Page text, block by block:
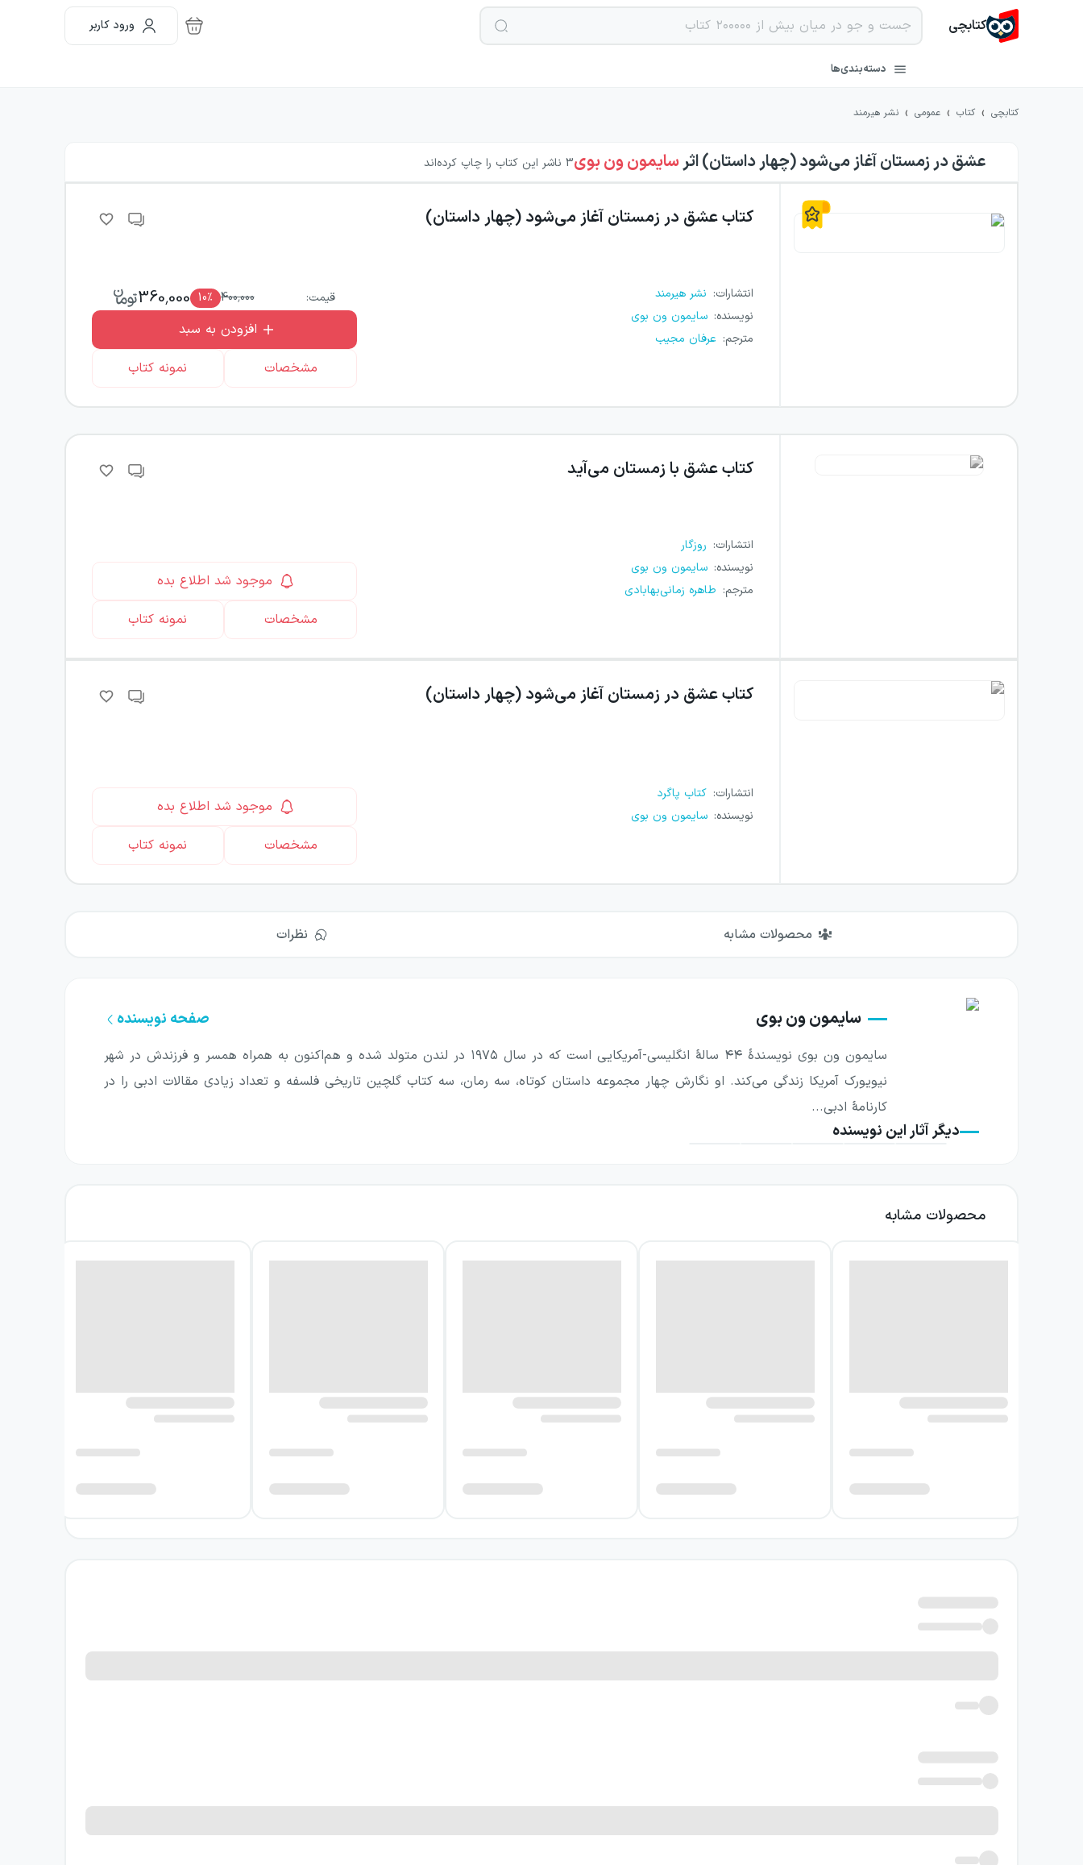
کتابچی ورود کاربر
دسته‌بندی‌ها
کتابچی › کتاب › عمومی › نشر هیرمند
عشق در زمستان آغاز می‌شود (چهار داستان)اثرسایمون ون بوی3 ناشر این کتاب را چاپ کرده‌اند
کتابعشق در زمستان آغاز می‌شود (چهار داستان)
انتشارات: نشر هیرمند
نویسنده: سایمون ون بوی
مترجم: عرفان مجیب
قیمت: 400,000
10٪ 360,000
افزودن به سبد
مشخصات
نمونه کتاب
کتابعشق با زمستان می‌آید
انتشارات: روزگار
نویسنده: سایمون ون بوی
مترجم: طاهره زمانی‌بهابادی
موجود شد اطلاع بده
مشخصات
نمونه کتاب
کتابعشق در زمستان آغاز می‌شود (چهار داستان)
انتشارات: کتاب پاگرد
نویسنده: سایمون ون بوی
موجود شد اطلاع بده
مشخصات
نمونه کتاب
محصولات مشابه نظرات
سایمون ون بوی صفحه نویسنده
سایمون ون بوی نویسندهٔ ۴۴ سالهٔ انگلیسی-آمریکایی است که در سال ۱۹۷۵ در لندن متولد شده و هم‌اکنون به همراه همسر و فرزندش در شهر
نیویورک آمریکا زندگی می‌کند. او نگارش چهار مجموعه داستان کوتاه، سه رمان، سه کتاب گلچین تاریخی فلسفه و تعداد زیادی مقالات ادبی را در
کارنامهٔ ادبی...
دیگر آثار این نویسنده
محصولات مشابه